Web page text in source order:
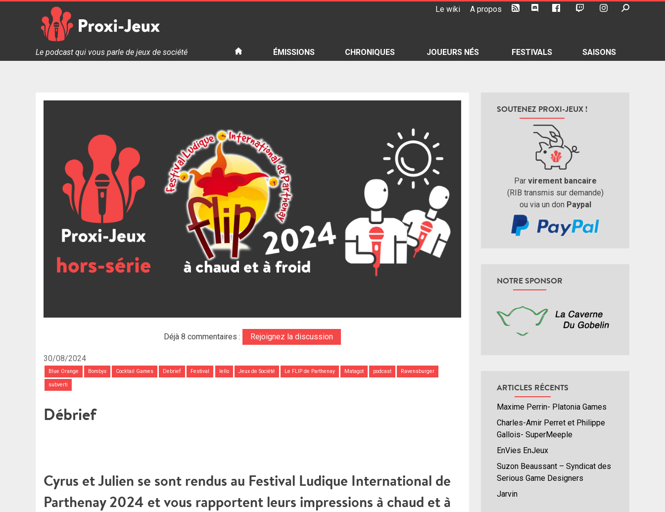
Le wiki A propos
Proxi Jeux - Le podcast qui vous parle de jeux de société
Le podcast qui vous parle de jeux de société ÉMISSIONS CHRONIQUES JOUEURS NÉS FESTIVALS SAISONS
Déjà 8 commentaires : Rejoignez la discussion
30/08/2024
Blue Orange Bombyx Cocktail Games Debrief Festival Iello Jeux de Société Le FLIP de Parthenay Matagot podcast Ravensburger
subverti
Débrief
Cyrus et Julien se sont rendus au Festival Ludique International de
Parthenay 2024 et vous rapportent leurs impressions à chaud et à
SOUTENEZ PROXI-JEUX !
Par virement bancaire
(RIB transmis sur demande)
ou via un don Paypal
NOTRE SPONSOR
ARTICLES RÉCENTS
Maxime Perrin- Platonia Games
Charles-Amir Perret et Philippe
Gallois- SuperMeeple
EnVies EnJeux
Suzon Beaussant – Syndicat des
Serious Game Designers
Jarvin